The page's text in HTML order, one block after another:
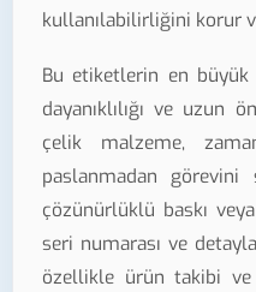
kullanılabilirliğini korur
Bu etiketlerin en büyük
dayanıklılığı ve uzun
çelik malzeme,
paslanmadan görevini
çözünürlüklü baskı
seri numarası ve
özellikle ürün takibi